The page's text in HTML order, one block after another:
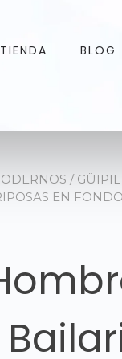
TIENDA BLOG
/
EN